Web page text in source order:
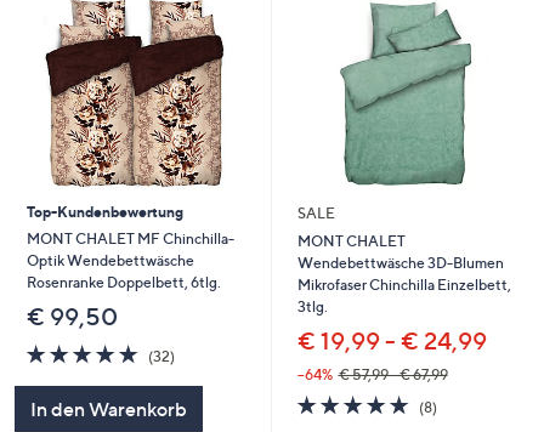
Top-Kundenbewertung
MONT CHALET MF Chinchilla-
Optik Wendebettwäsche
Rosenranke Doppelbett, 6tlg.
€ 99,50
4.8
von
(32)
In den Warenkorb
SALE
MONT CHALET
Wendebettwäsche 3D-Blumen
Mikrofaser Chinchilla Einzelbett,
3tlg.
€ 19,99 - € 24,99
--64% € 57,99 - € 67,99
4.8
von
(8)